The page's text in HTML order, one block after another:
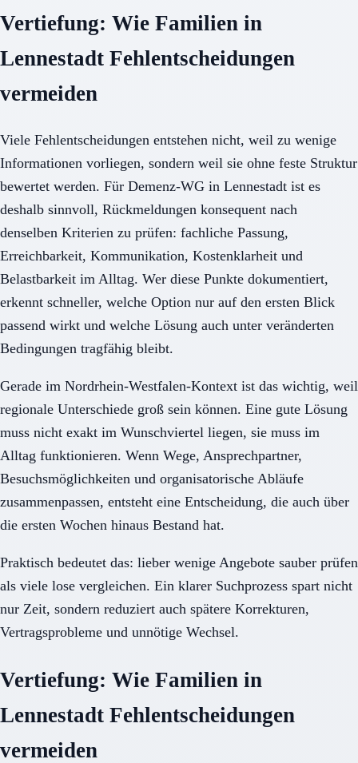
Vertiefung: Wie Familien in
Lennestadt Fehlentscheidungen
vermeiden
Viele Fehlentscheidungen entstehen nicht, weil zu wenige
Informationen vorliegen, sondern weil sie ohne feste Struktur
bewertet werden. Für Demenz-WG in Lennestadt ist es
deshalb sinnvoll, Rückmeldungen konsequent nach
denselben Kriterien zu prüfen: fachliche Passung,
Erreichbarkeit, Kommunikation, Kostenklarheit und
Belastbarkeit im Alltag. Wer diese Punkte dokumentiert,
erkennt schneller, welche Option nur auf den ersten Blick
passend wirkt und welche Lösung auch unter veränderten
Bedingungen tragfähig bleibt.
Gerade im Nordrhein-Westfalen-Kontext ist das wichtig, weil
regionale Unterschiede groß sein können. Eine gute Lösung
muss nicht exakt im Wunschviertel liegen, sie muss im
Alltag funktionieren. Wenn Wege, Ansprechpartner,
Besuchsmöglichkeiten und organisatorische Abläufe
zusammenpassen, entsteht eine Entscheidung, die auch über
die ersten Wochen hinaus Bestand hat.
Praktisch bedeutet das: lieber wenige Angebote sauber prüfen
als viele lose vergleichen. Ein klarer Suchprozess spart nicht
nur Zeit, sondern reduziert auch spätere Korrekturen,
Vertragsprobleme und unnötige Wechsel.
Vertiefung: Wie Familien in
Lennestadt Fehlentscheidungen
vermeiden